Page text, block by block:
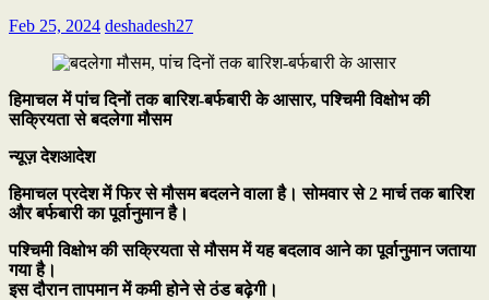
Feb 25, 2024 deshadesh27
हिमाचल में पांच दिनों तक बारिश-बर्फबारी के आसार, पश्चिमी विक्षोभ की
सक्रियता से बदलेगा मौसम
न्यूज़ देशआदेश
हिमाचल प्रदेश में फिर से मौसम बदलने वाला है। सोमवार से 2 मार्च तक बारिश
और बर्फबारी का पूर्वानुमान है।
पश्चिमी विक्षोभ की सक्रियता से मौसम में यह बदलाव आने का पूर्वानुमान जताया
गया है।
इस दौरान तापमान में कमी होने से ठंड बढ़ेगी।